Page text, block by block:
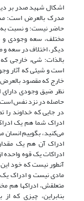
اشکال شهید صدر بر
مدرک بالعرض است؛
حاضر نیست؛ و نسبت به
مختلف، سعه وجودى
دیگر، اختلاف در سعه
بالذات؛ شیء خارجی
است و شیئی که آثار
خارج که مقصود
نظر ضیق وجودى
حاصله در نزد نفس
در جایى که خداوند
ادراک شما هم یک
مى‌‌کنید، بگوییم انسان
ادراک آن هم یک
ادراکات یک قوه واحده
آنطور نیست که خود
مادى نیست و ادراک
متعلقش، ادراک‏ها هم
بنابراین، چیزى که